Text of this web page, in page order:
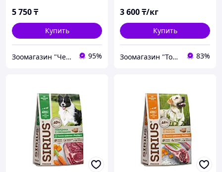
5 750₸
Купить
Зоомагазин "Чемпион" 95%
3 600₸/кг
Купить
Зоомагазин "Толстый кот" 83%